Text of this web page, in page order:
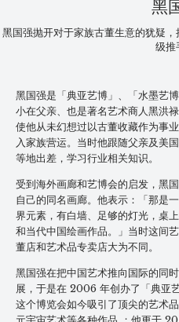
黑
黑国强抛开对于家族古董生意的犹疑
级推
黑国强是「典亚艺博」、「水墨艺
小在父亲、也是著名艺术商人黑洪
使他从未幻想过以古董收藏作为事
入家族营运。当时他跟随父亲及美
等地出差，学习行业相关知识。
受到海外画廊和艺博会的启发，黑
自己的同名画廊。他表示：「那是
界元素，有白墙、足够的灯光，桌
和当代中国绘画作品。」当时这间
董店和艺术品专卖店大为不同。
黑国强在把中国艺术推向国际的同
展，于是在 2006 年创办了「典亚
这个博览会如今吸引了顶尖的艺术